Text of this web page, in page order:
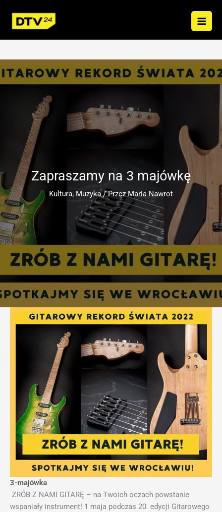
treści
Zapraszamy na 3 majówkę
Kultura, Muzyka/ PrzezMaria Nawrot
3-majówka
ZRÓB Z NAMI GITARĘ – na Twoich oczach powstanie
wspaniały instrument! 1 maja podczas 20. edycji Gitarowego